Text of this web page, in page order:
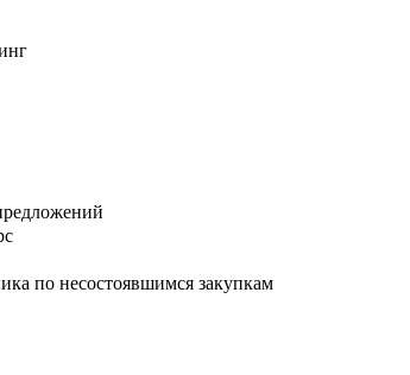
по несостоявшимся закупкам